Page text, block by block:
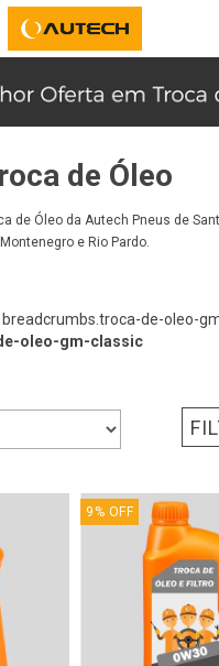
de Óleo
de Óleo da Autech Pneus de
Montenegro e Rio Pardo.
breadcrumbs.troca-de-oleo-
oleo-gm-classic
9 % OFF